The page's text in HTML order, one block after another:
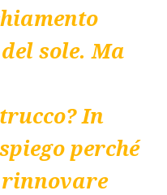
sole. Ma
In
perché
rinnovare